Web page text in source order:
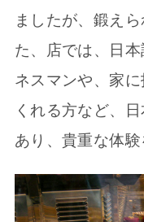
ましたが、鍛え
た、店では、日
ネスマンや、家
くれる方など、
あり、貴重な体験